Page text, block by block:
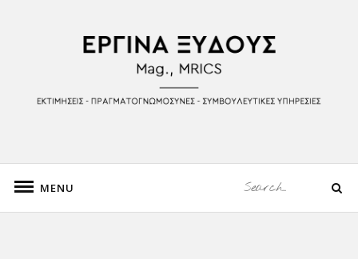
ΕΡΓΙΝΑ ΞΥΔΟΥΣ
Ιστορικός Τέχνης, Mag. Πανεπιστημίου Βιέννης
MENU
for:
Search